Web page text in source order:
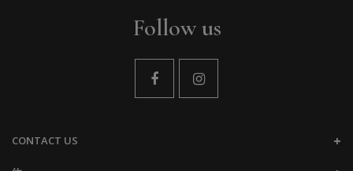
Follow us
CONTACT US